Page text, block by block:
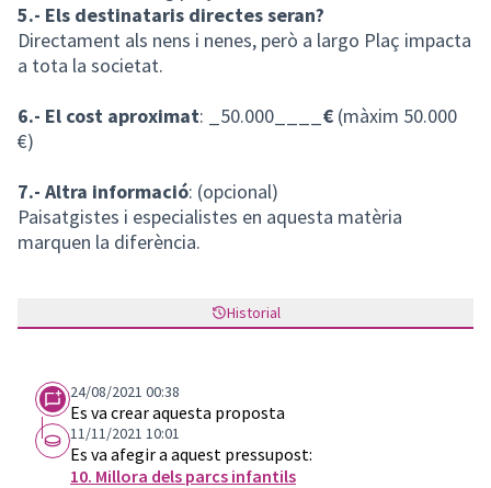
5.- Els destinataris directes seran?
Directament als nens i nenes, però a largo Plaç impacta
a tota la societat.
6.- El cost aproximat: _50.000____ € (màxim 50.000
€)
7.- Altra informació: (opcional)
Paisatgistes i especialistes en aquesta matèria
marquen la diferència.
Historial
24/08/2021 00:38
Es va crear aquesta proposta
11/11/2021 10:01
Es va afegir a aquest pressupost:
10. Millora dels parcs infantils